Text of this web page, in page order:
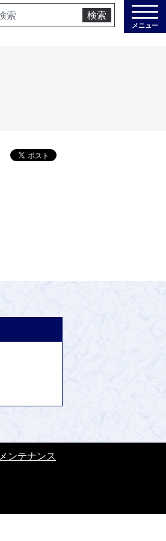
検索
メニュー
メンテナンス